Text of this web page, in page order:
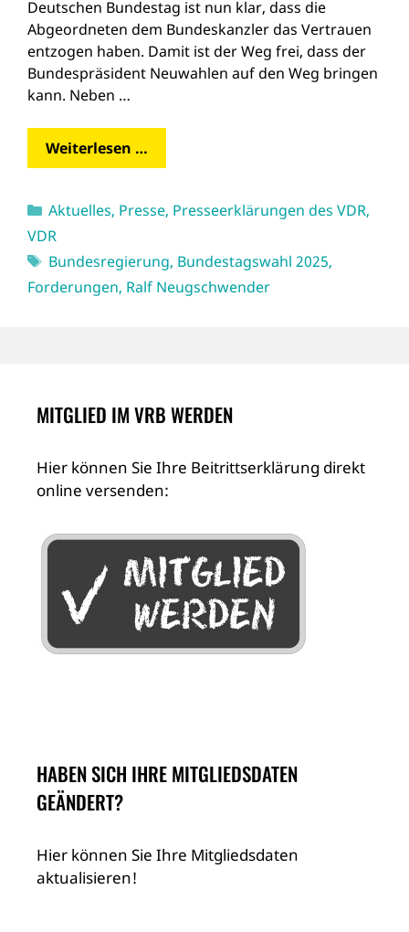
Deutschen Bundestag ist nun klar, dass die
Abgeordneten dem Bundeskanzler das Vertrauen
entzogen haben. Damit ist der Weg frei, dass der
Bundespräsident Neuwahlen auf den Weg bringen
kann. Neben …
Weiterlesen …
Kategorien
Aktuelles, Presse, Presseerklärungen des VDR,
VDR
Schlagwörter
Bundesregierung, Bundestagswahl 2025,
Forderungen, Ralf Neugschwender
MITGLIED IM VRB WERDEN
Hier können Sie Ihre Beitrittserklärung direkt
online versenden:
HABEN SICH IHRE MITGLIEDSDATEN
GEÄNDERT?
Hier können Sie Ihre Mitgliedsdaten
aktualisieren!